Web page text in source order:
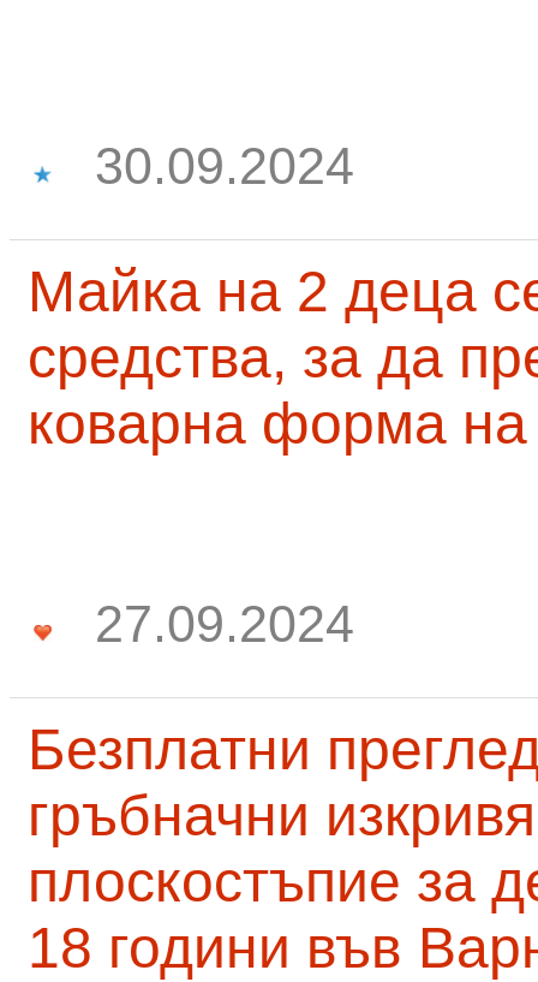
30.09.2024
Майка на 2 деца
средства, за да
коварна форма на
27.09.2024
Безплатни
гръбначни
плоскостъпие за
18 години във